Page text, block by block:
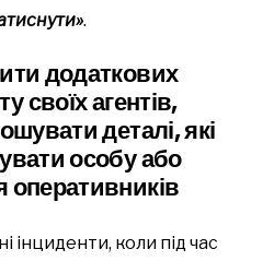
.
додаткових
своїх агентів,
деталі, які
особу або
оперативників
інциденти, коли під час